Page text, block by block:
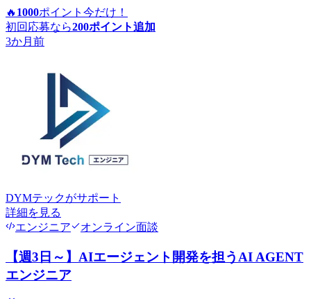
🔥 1000ポイント 今だけ！
初回応募なら200ポイント追加
3か月前
DYMテックがサポート
詳細を見る
エンジニア
オンライン面談
【週3日～】AIエージェント開発を担うAI AGENT
エンジニア